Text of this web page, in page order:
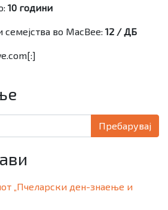
10 години
семејства во MacBee: 12 / ДБ
„Пчеларски ден-знаење и